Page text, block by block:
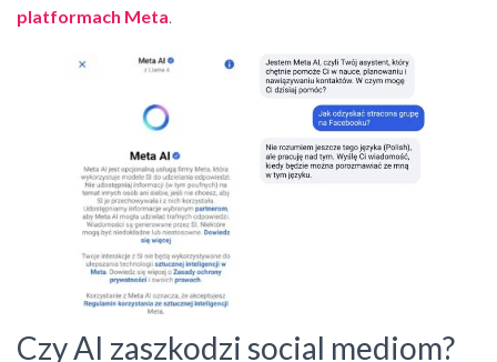
platformach Meta.
Czy AI zaszkodzi social mediom?